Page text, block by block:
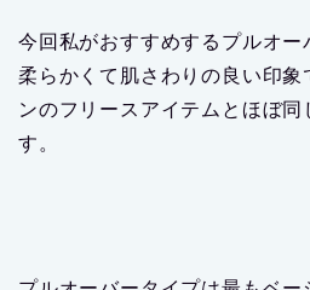
今回私がおすすめするプルオー
柔らかくて肌さわりの良い印象
ンのフリースアイテムとほぼ
す。